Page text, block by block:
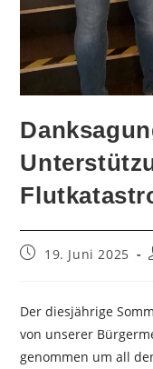
Beitrag19. Juni 2025
Der diesjährige
von unserer
genommen um all